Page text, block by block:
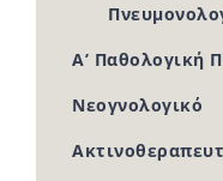
Α’ Παθολογική
Νεογνολογικό